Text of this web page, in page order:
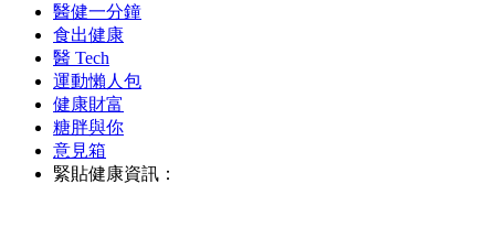
醫健一分鐘
食出健康
醫 Tech
運動懶人包
健康財富
糖胖與你
意見箱
緊貼健康資訊：